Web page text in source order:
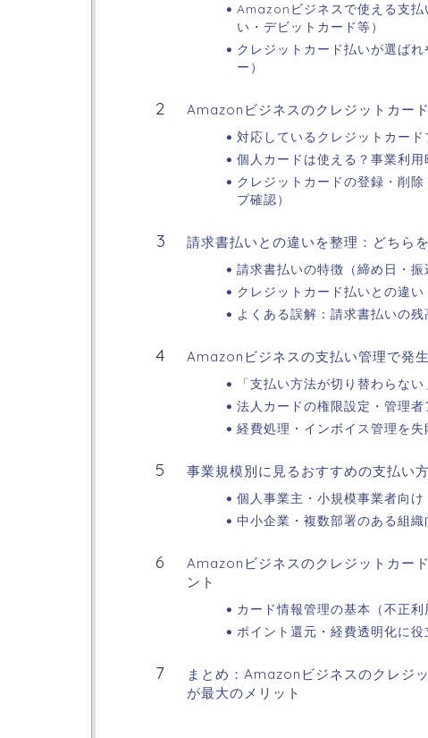
Amazonビジネスで使える支
い・デビットカード等）
クレジットカード払いが選ば
ー）
Amazonビジネスのクレジットカー
対応しているクレジットカー
個人カードは使える？事業利
クレジットカードの登録・削
プ確認）
請求書払いとの違いを整理：どちら
請求書払いの特徴（締め日・振
クレジットカード払いとの違
よくある誤解：請求書払いの
Amazonビジネスの支払い管理で発
「支払い方法が切り替わらな
法人カードの権限設定・管理
経費処理・インボイス管理を
事業規模別に見るおすすめの支払い
個人事業主・小規模事業者向
中小企業・複数部署のある組
Amazonビジネスのクレジットカー
ント
カード情報管理の基本（不正利
ポイント還元・経費透明化に
まとめ：Amazonビジネスのクレジ
が最大のメリット